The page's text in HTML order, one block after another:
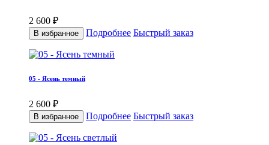
2 600 ₽
В избранное Подробнее Быстрый заказ
05 - Ясень темный
2 600 ₽
В избранное Подробнее Быстрый заказ